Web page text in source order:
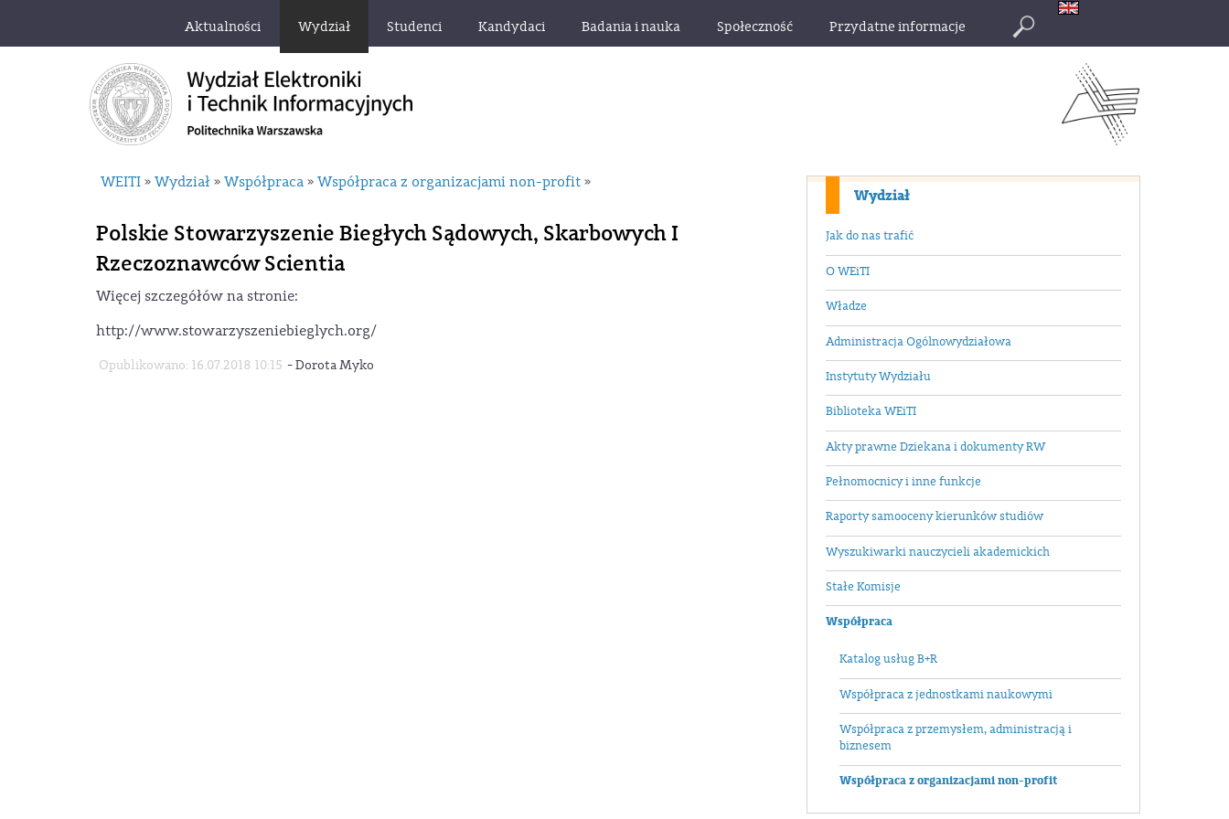
Aktualności Wydział Studenci Kandydaci Badania i nauka Społeczność Przydatne informacje
Wydział
Jak do nas trafić
O WEiTI
Władze
Administracja Ogólnowydziałowa
Instytuty Wydziału
Biblioteka WEiTI
Akty prawne Dziekana i dokumenty RW
Pełnomocnicy i inne funkcje
Raporty samooceny kierunków studiów
Wyszukiwarki nauczycieli akademickich
Stałe Komisje
Współpraca
Katalog usług B+R
Współpraca z jednostkami naukowymi
Współpraca z przemysłem, administracją i
biznesem
Współpraca z organizacjami non-profit
WEITI » Wydział » Współpraca » Współpraca z organizacjami non-profit »
Polskie Stowarzyszenie Biegłych Sądowych, Skarbowych I
Rzeczoznawców Scientia
Więcej szczegółów na stronie:
http://www.stowarzyszeniebieglych.org/
Opublikowano: 16.07.2018 10:15 -Dorota Myko